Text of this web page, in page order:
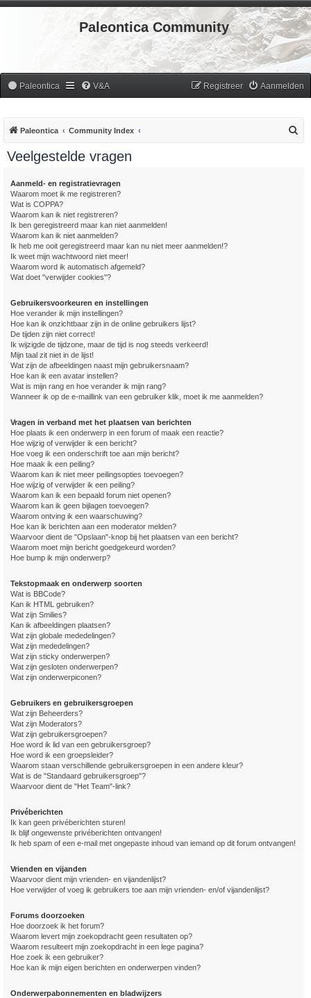
Paleontica Community
Paleontica V&A Aanmelden
Registreer
Paleontica Community Index
Veelgestelde vragen
Aanmeld- en registratievragen
Waarom moet ik me registreren?
Wat is COPPA?
Waarom kan ik niet registreren?
Ik ben geregistreerd maar kan niet aanmelden!
Waarom kan ik niet aanmelden?
Ik heb me ooit geregistreerd maar kan nu niet meer aanmelden!?
Ik weet mijn wachtwoord niet meer!
Waarom word ik automatisch afgemeld?
Wat doet "verwijder cookies"?
Gebruikersvoorkeuren en instellingen
Hoe verander ik mijn instellingen?
Hoe kan ik onzichtbaar zijn in de online gebruikers lijst?
De tijden zijn niet correct!
Ik wijzigde de tijdzone, maar de tijd is nog steeds verkeerd!
Mijn taal zit niet in de lijst!
Wat zijn de afbeeldingen naast mijn gebruikersnaam?
Hoe kan ik een avatar instellen?
Wat is mijn rang en hoe verander ik mijn rang?
Wanneer ik op de e-maillink van een gebruiker klik, moet ik me aanmelden?
Vragen in verband met het plaatsen van berichten
Hoe plaats ik een onderwerp in een forum of maak een reactie?
Hoe wijzig of verwijder ik een bericht?
Hoe voeg ik een onderschrift toe aan mijn bericht?
Hoe maak ik een peiling?
Waarom kan ik niet meer peilingsopties toevoegen?
Hoe wijzig of verwijder ik een peiling?
Waarom kan ik een bepaald forum niet openen?
Waarom kan ik geen bijlagen toevoegen?
Waarom ontving ik een waarschuwing?
Hoe kan ik berichten aan een moderator melden?
Waarvoor dient de "Opslaan"-knop bij het plaatsen van een bericht?
Waarom moet mijn bericht goedgekeurd worden?
Hoe bump ik mijn onderwerp?
Tekstopmaak en onderwerp soorten
Wat is BBCode?
Kan ik HTML gebruiken?
Wat zijn Smilies?
Kan ik afbeeldingen plaatsen?
Wat zijn globale mededelingen?
Wat zijn mededelingen?
Wat zijn sticky onderwerpen?
Wat zijn gesloten onderwerpen?
Wat zijn onderwerpiconen?
Gebruikers en gebruikersgroepen
Wat zijn Beheerders?
Wat zijn Moderators?
Wat zijn gebruikersgroepen?
Hoe word ik lid van een gebruikersgroep?
Hoe word ik een groepsleider?
Waarom staan verschillende gebruikersgroepen in een andere kleur?
Wat is de "Standaard gebruikersgroep"?
Waarvoor dient de "Het Team"-link?
Privéberichten
Ik kan geen privéberichten sturen!
Ik blijf ongewenste privéberichten ontvangen!
Ik heb spam of een e-mail met ongepaste inhoud van iemand op dit forum ontvangen!
Vrienden en vijanden
Waarvoor dient mijn vrienden- en vijandenlijst?
Hoe verwijder of voeg ik gebruikers toe aan mijn vrienden- en/of vijandenlijst?
Forums doorzoeken
Hoe doorzoek ik het forum?
Waarom levert mijn zoekopdracht geen resultaten op?
Waarom resulteert mijn zoekopdracht in een lege pagina?
Hoe zoek ik een gebruiker?
Hoe kan ik mijn eigen berichten en onderwerpen vinden?
Onderwerpabonnementen en bladwijzers